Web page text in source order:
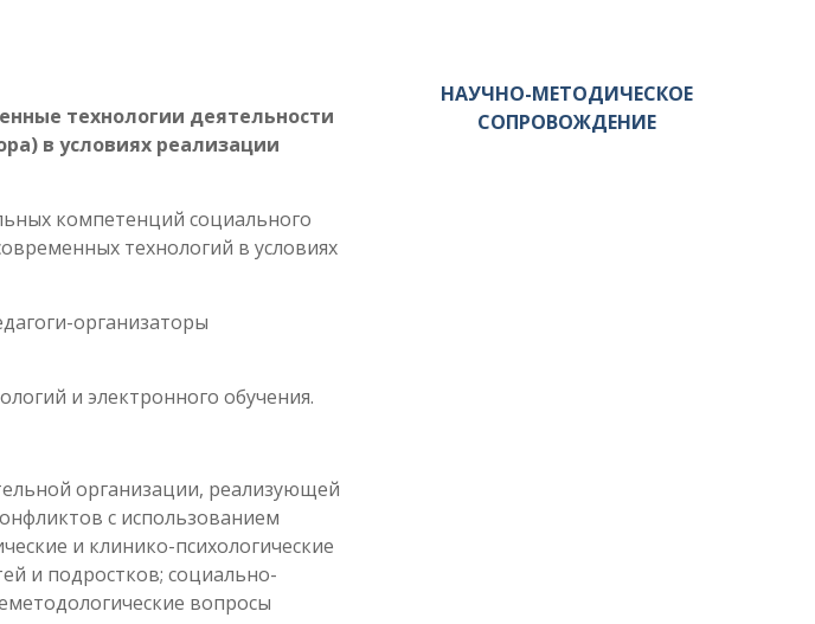
технологии деятельности
в условиях реализации
компетенций социального
технологий в условиях
организаторы
и электронного обучения.
организации, реализующей
с использованием
и клинико-психологические
и подростков; социально-
вопросы
НАУЧНО-МЕТОДИЧЕСКОЕ
СОПРОВОЖДЕНИЕ